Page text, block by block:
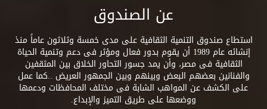
عن الصندوق
استطاع صندوق التنمية الثقافية على مدى خمسة وثلاثون عاماً منذ
إنشائه عام 1989 أن يقوم بدور فعال ومؤثر فى دعم وتنمية الحياة
الثقافية فى مصر، وأن يمد جسور التحاور الخلاق بين المثقفين
والفنانين بعضهم البعض وبينهم وبين الجمهور العريض ..كما عمل
على الكشف عن المواهب الشابة فى مختلف المحافظات ودعمها
ووضعها على طريق التميز والإبداع.